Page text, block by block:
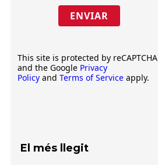
ENVIAR
This site is protected by reCAPTCHA
and the Google Privacy
Policy and Terms of Service apply.
El més llegit